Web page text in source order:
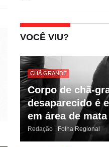
VOCÊ VIU?
CHÃ GRANDE
Corpo de chã-
desaparecido é
em área de
Redação | Folha Regional